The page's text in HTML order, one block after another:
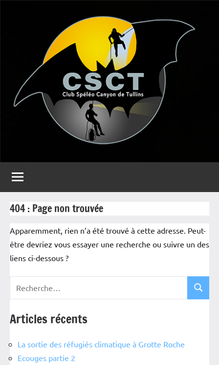
CSCT
Canyon
de
Tullins
404 : Page non trouvée
Apparemment, rien n’a été trouvé à cette adresse. Peut-
être devriez vous essayer une recherche ou suivre un des
liens ci-dessous ?
Articles récents
La sortie des réfugiés climatique à Grotte Roche
Ecouges partie 2